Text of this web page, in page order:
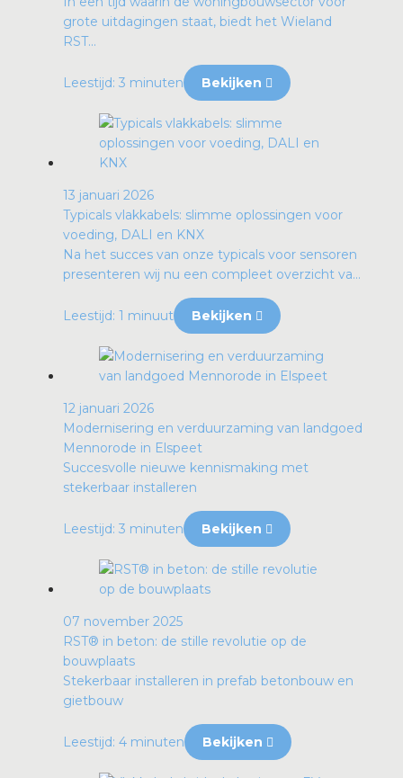
grote uitdagingen staat, biedt het Wieland
RST...
Leestijd: 3 minuten Bekijken
13 januari 2026
Typicals vlakkabels: slimme oplossingen voor
voeding, DALI en KNX
Na het succes van onze typicals voor sensoren
presenteren wij nu een compleet overzicht va...
Leestijd: 1 minuut Bekijken
12 januari 2026
Modernisering en verduurzaming van landgoed
Mennorode in Elspeet
Succesvolle nieuwe kennismaking met
stekerbaar installeren
Leestijd: 3 minuten Bekijken
07 november 2025
RST® in beton: de stille revolutie op de
bouwplaats
Stekerbaar installeren in prefab betonbouw en
gietbouw
Leestijd: 4 minuten Bekijken